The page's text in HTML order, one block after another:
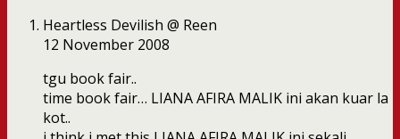
Heartless Devilish @ Reen
12 November 2008
tgu book fair..
time book fair… LIANA AFIRA MALIK ini akan kuar la
kot..